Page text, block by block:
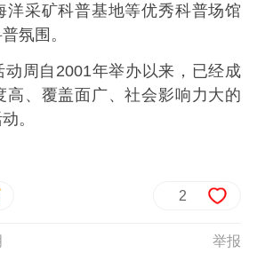
洋采矿科普基地等优秀科普场馆
氛围。
动周自2001年举办以来，已经成
高、覆盖面广、社会影响力大的
。
2
举报